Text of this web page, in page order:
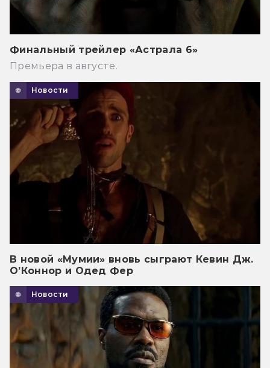
Финальный трейлер «Астрала 6»
Премьера в августе.
Новости
В новой «Мумии» вновь сыграют Кевин Дж.
О’Коннор и Одед Фер
Новости